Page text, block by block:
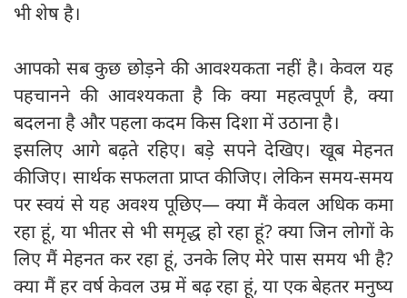
भी शेष है।
आपको सब कुछ छोड़ने की आवश्यकता नहीं है। केवल यह
पहचानने की आवश्यकता है कि क्या महत्वपूर्ण है, क्या
बदलना है और पहला कदम किस दिशा में उठाना है।
इसलिए आगे बढ़ते रहिए। बड़े सपने देखिए। खूब मेहनत
कीजिए। सार्थक सफलता प्राप्त कीजिए। लेकिन समय-समय
पर स्वयं से यह अवश्य पूछिए— क्या मैं केवल अधिक कमा
रहा हूं, या भीतर से भी समृद्ध हो रहा हूं? क्या जिन लोगों के
लिए मैं मेहनत कर रहा हूं, उनके लिए मेरे पास समय भी है?
क्या मैं हर वर्ष केवल उम्र में बढ़ रहा हूं, या एक बेहतर मनुष्य